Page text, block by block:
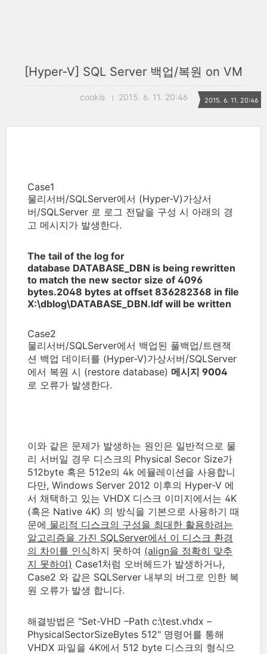
[Hyper-V] SQL Server 백업/복원 on VM
cookis 2015. 6. 11. 20:46 2015. 6. 11. 20:46
Case1
물리서버/SQLServer에서 (Hyper-V)가상서
버/SQLServer 로 로그 전달을 구성 시 아래의 경
고 메시지가 발생한다.
The tail of the log for
database DATABASE_DBN is being rewritten
to match the new sector size of 4096
bytes.2048 bytes at offset 836282368 in file
X:\dblog\DATABASE_DBN.ldf will be written
Case2
물리서버/SQLServer에서 백업된 풀백업/트랜잭
션 백업 데이터를 (Hyper-V)가상서버/SQLServer
에서 복원 시 (restore database) 메시지 9004
로 오류가 발생한다.
이와 같은 문제가 발생하는 원인은 일반적으로 물
리 서버일 경우 디스크의 Physical Secor Size가
512byte 혹은 512e의 4k 에뮬레이션을 사용합니
다만, Windows Server 2012 이후의 Hyper-V 에
서 채택하고 있는 VHDX 디스크 이미지에서는 4K
(혹은 Native 4K) 의 방식을 기본으로 사용하기 때
문에 물리적 디스크의 구성을 최대한 활용하려는
알고리즘을 가진 SQLServer에서 이 디스크 환경
의 차이를 인식하지 못하여 (align을 정확히 맞추
지 못하여) Case1처럼 오버헤드가 발생하거나,
Case2 와 같은 SQLServer 내부의 버그로 인한 복
원 오류가 발생 합니다.
해결방법은 "Set-VHD –Path c:\test.vhdx –
PhysicalSectorSizeBytes 512" 명령어를 통해
VHDX 파일을 4K에서 512 byte 디스크의 형식으